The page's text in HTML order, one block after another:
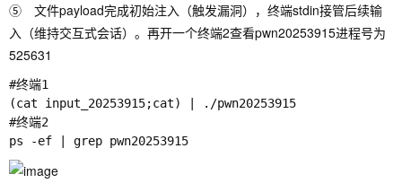
⑤ 文件payload完成初始注入（触发漏洞），终端stdin接管后续输
入（维持交互式会话）。再开一个终端2查看pwn20253915进程号为
525631
#终端1
(cat input_20253915;cat) | ./pwn20253915
#终端2